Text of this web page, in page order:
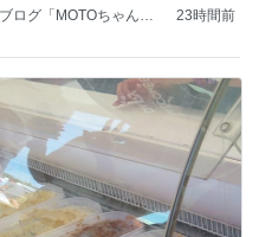
前
スセット)
の道 7日前
中の大地震